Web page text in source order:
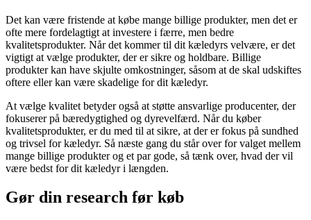
Det kan være fristende at købe mange billige produkter, men det er
ofte mere fordelagtigt at investere i færre, men bedre
kvalitetsprodukter. Når det kommer til dit kæledyrs velvære, er det
vigtigt at vælge produkter, der er sikre og holdbare. Billige
produkter kan have skjulte omkostninger, såsom at de skal udskiftes
oftere eller kan være skadelige for dit kæledyr.
At vælge kvalitet betyder også at støtte ansvarlige producenter, der
fokuserer på bæredygtighed og dyrevelfærd. Når du køber
kvalitetsprodukter, er du med til at sikre, at der er fokus på sundhed
og trivsel for kæledyr. Så næste gang du står over for valget mellem
mange billige produkter og et par gode, så tænk over, hvad der vil
være bedst for dit kæledyr i længden.
Gør din research før køb